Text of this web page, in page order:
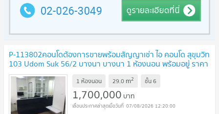
P-113802คอนโดต้องการขายพร้อมสัญญาเช่า ไอ คอนโด สุขุมวิท
103 Udom Suk 56/2 บางนา บางนา 1 ห้องนอน พร้อมอยู่ ราคา
ถูก UPDATE !
1 ห้องนอน 29.0 m2 ชั้น6
1,700,000 บาท
07/08/2026 12:20:00